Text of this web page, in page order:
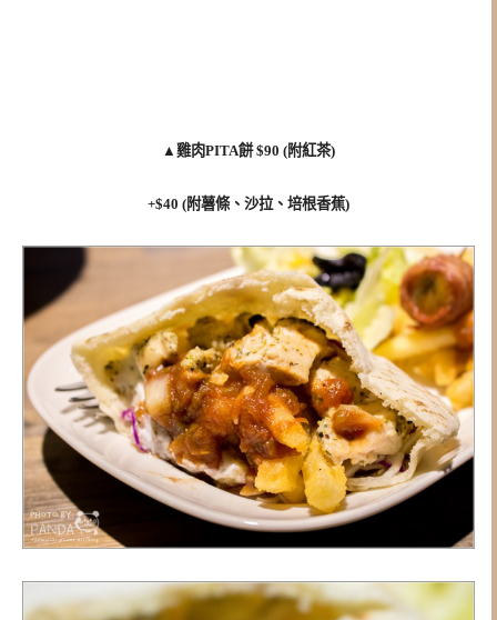
▲ 雞肉PITA餅 $90 (附紅茶)
+$40 (附薯條、沙拉、培根香蕉)